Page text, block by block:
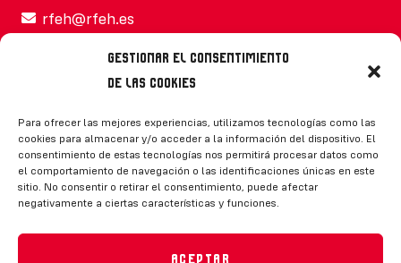
Gestionar el consentimiento
de las cookies
Para ofrecer las mejores experiencias, utilizamos tecnologías como las
cookies para almacenar y/o acceder a la información del dispositivo. El
consentimiento de estas tecnologías nos permitirá procesar datos como
el comportamiento de navegación o las identificaciones únicas en este
sitio. No consentir o retirar el consentimiento, puede afectar
negativamente a ciertas características y funciones.
Aceptar
rfeh@rfeh.es
Síguenos